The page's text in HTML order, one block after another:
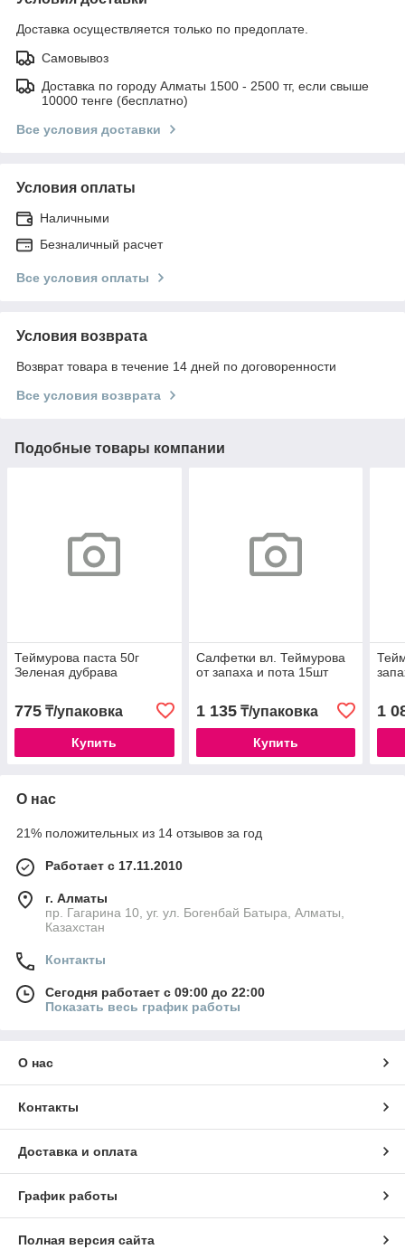
Доставка осуществляется только по предоплате.
Самовывоз
Доставка по городу Алматы 1500 - 2500 тг, если свыше
10000 тенге (бесплатно)
Все условия доставки
Условия оплаты
Наличными
Безналичный расчет
Все условия оплаты
Условия возврата
Возврат товара в течение 14 дней по договоренности
Все условия возврата
Подобные товары компании
Теймурова паста 50г
Зеленая дубрава
775 ₸/упаковка
Купить
Салфетки вл. Теймурова
от запаха и пота 15шт
1 135₸/упаковка
Купить
1
О нас
21% положительных из 14 отзывов за год
Работает с 17.11.2010
г. Алматы
пр. Гагарина 10, уг. ул. Богенбай Батыра, Алматы,
Казахстан
Контакты
Сегодня работает с 09:00 до 22:00
Показать весь график работы
О нас
Контакты
Доставка и оплата
График работы
Полная версия сайта